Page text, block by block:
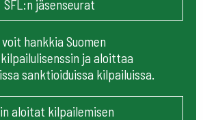
SFL:n jäsenseurat
hankkia Suomen
ja aloittaa
sanktioiduissa kilpailuissa.
aloitat kilpailemisen